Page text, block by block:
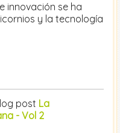
innovación se ha
y la tecnología
post La
- Vol 2